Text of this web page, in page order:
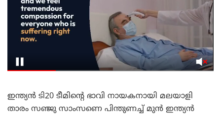
ഇന്ത്യൻ ടി20 ടീമിന്റെ ഭാവി നായകനായി മലയാളി
താരം സഞ്ജു സാംസണെ പിന്തുണച്ച് മുൻ ഇന്ത്യൻ